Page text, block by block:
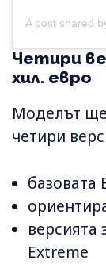
Четири
хил. евро
Моделът ще
четири
базовата
версията
Extremе